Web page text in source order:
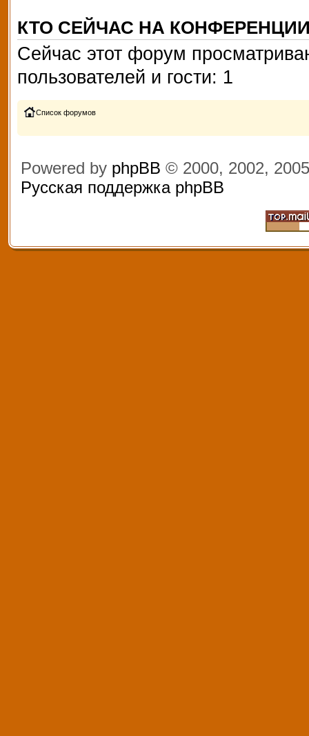
КТО СЕЙЧАС НА
Сейчас этот форум
пользователей и гости: 1
Список форумов
Powered by phpBB © 2000, 2002,
Русская поддержка phpBB